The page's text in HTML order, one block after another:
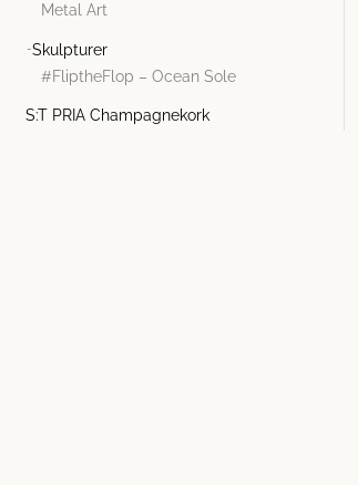
Metal Art
Skulpturer
#FliptheFlop – Ocean Sole
S:T PRIA Champagnekork